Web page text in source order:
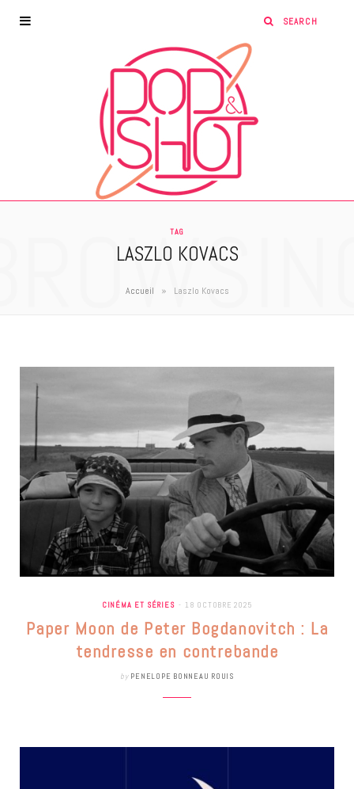
TAG
LASZLO KOVACS
Accueil » Laszlo Kovacs
CINÉMA ET SÉRIES 18 OCTOBRE 2025
Paper Moon de Peter Bogdanovitch : La
tendresse en contrebande
by PENELOPE BONNEAU ROUIS